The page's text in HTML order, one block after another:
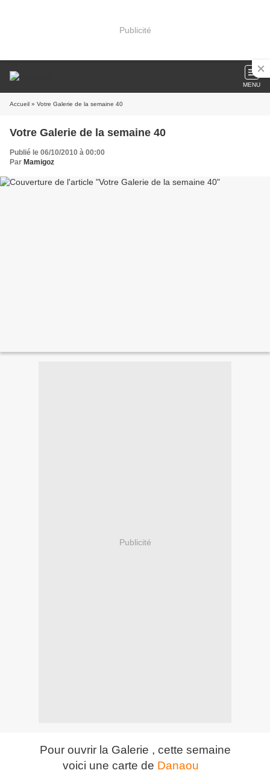
Publicité
MENU
Accueil » Votre Galerie de la semaine 40
Votre Galerie de la semaine 40
Publié le 06/10/2010 à 00:00
Par Mamigoz
Publicité
Pour ouvrir la Galerie , cette semaine
voici une carte de Danaou